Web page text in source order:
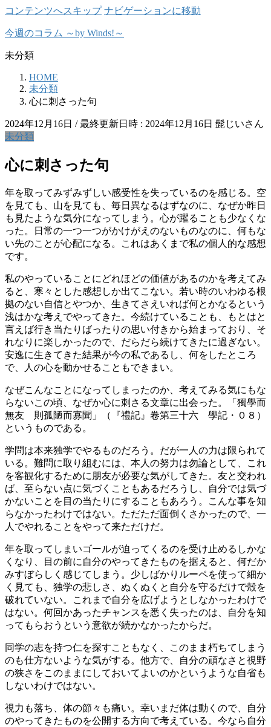
コンテンツへスキップ ナビゲーションに移動
今週のコラム ～by Winds!～
未分類
HOME
未分類
心に刺さった句
2024年12月16日 / 最終更新日時 : 2024年12月16日 髭じいさん
未分類
心に刺さった句
年を取ってみずみずしい感受性を失っているのを感じる。空
を見ても、山を見ても、毎日異なるはずなのに、なぜか昨日
も見たような気分になってしまう。心が躍ることも少なくな
った。日常の一つ一つがかけがえのないものなのに、何もな
い先のことが心配になる。これはあくまで私の個人的な感想
です。
私のやっていることにどれほどの価値があるのかを考えてみ
ると、寒々とした感想しか出てこない。若い時のいわゆる根
拠のない自信とやつか、生きてさえいれば何とかなるという
浅はかな考えでやってきた。今続けていることも、もとはと
言えば行き当たりばったりの思い付きから始まっており、そ
れなりに楽しかったので、だらだら続けてきたに過ぎない。
安逸に生きてきた結果が今の私であるし、何をしたところ
で、人の心を動かせることもできまい。
なぜこんなことになってしまったのか、考えてみる気にもな
らないこの頃、なぜか心に刺さる文章に出会った。「獨學而
無友 則孤陋而寡聞」（『禮記』卷第三十六 學記・０８）
というものである。
学問は本来独学でやるものだろう。だが一人の力は限られて
いる。難問に取り組むには、本人の努力は勿論として、これ
を客観化するために朋友が必要な気がしてきた。友と交われ
ば、至らない点に気づくこともあるだろうし、自分では気づ
かないことを目の当たりにすることもあろう。こんな事を知
らなかったわけではない。ただただ面倒くさかったので、一
人でやれることをやって来ただけだ。
年を取ってしまいゴールが迫ってくるのを受け止めるしかな
くなり、目の前に自分のやってきたものを据えると、何だか
みすぼらしく感じてしまう。少しばかりルーペを使って細か
く見ても、独学の悲しさ、ぬくぬくと自分を守るだけで殻を
破れていない。これまで自分を広げようとしなかったわけで
はない。何回かあったチャンスを悉く失ったのは、自分を知
ってもらおうという意欲が続かなかったからだ。
同学の志を持つ仁を探すこともなく、このまま朽ちてしまう
のも仕方ないような気がする。他方で、自分の頑なさと視野
の狭さをこのままにしておいてよいのかというような自省も
しないわけではない。
視力も落ち、体の節々も痛い。幸いまだ体は動くので、自分
のやってきたものを公開する方向で考えている。今なら自分